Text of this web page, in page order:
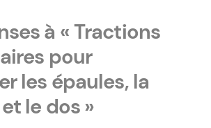
à « Tractions
pour
les épaules, la
le dos »